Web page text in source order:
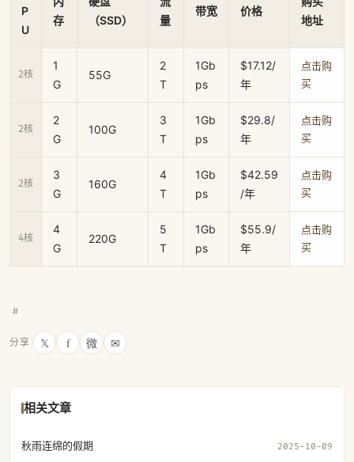
P
U
存
（SSD）
量
带宽 价格
地址
2核
1
G
55G
2
T
1Gb
ps
$17.12/
年
点击购
买
2核
2
G
100G
3
T
1Gb
ps
$29.8/
年
点击购
买
2核
3
G
160G
4
T
1Gb
ps
$42.59
/年
点击购
买
4核
4
G
220G
5
T
1Gb
ps
$55.9/
年
点击购
买
#
分享 𝕏 f 微 ✉
相关文章
秋雨连绵的假期 2025-10-09